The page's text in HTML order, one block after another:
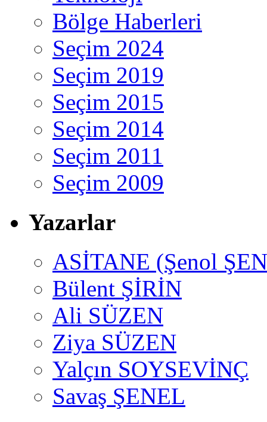
Bölge Haberleri
Seçim 2024
Seçim 2019
Seçim 2015
Seçim 2014
Seçim 2011
Seçim 2009
Yazarlar
ASİTANE (Şenol
Bülent ŞİRİN
Ali SÜZEN
Ziya SÜZEN
Yalçın SOYSEVİNÇ
Savaş ŞENEL